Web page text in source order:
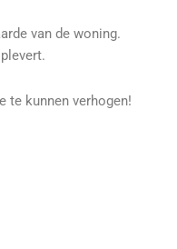
van de woning.
te kunnen verhogen!